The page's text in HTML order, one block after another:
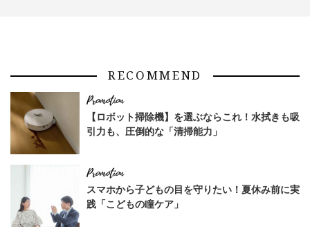
RECOMMEND
【ロボット掃除機】を選ぶならこれ！水拭きも吸
引力も、圧倒的な「清掃能力」
スマホから子どもの目を守りたい！夏休み前に実
践「こどもの瞳ケア」